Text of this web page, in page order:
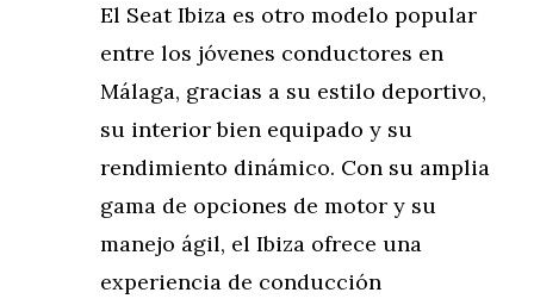
El Seat Ibiza es otro modelo popular
entre los jóvenes conductores en
Málaga, gracias a su estilo deportivo,
su interior bien equipado y su
rendimiento dinámico. Con su amplia
gama de opciones de motor y su
manejo ágil, el Ibiza ofrece una
experiencia de conducción